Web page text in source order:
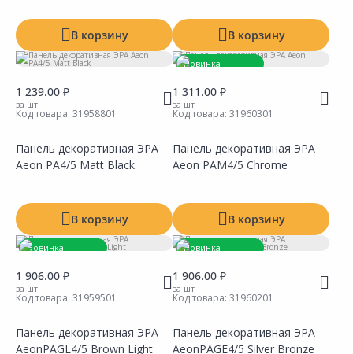
В корзину В корзину
1 239.00 ₽
за шт
Код товара: 31958801
Панель декоративная ЭРА
Aeon PA4/5 Matt Black
В корзину
Новинка
1 311.00 ₽
за шт
Код товара: 31960301
Панель декоративная ЭРА
Aeon PAM4/5 Chrome
В корзину
Новинка
1 906.00 ₽
за шт
Код товара: 31959501
Панель декоративная ЭРА
AeonPAGL4/5 Brown Light
Новинка
1 906.00 ₽
за шт
Код товара: 31960201
Панель декоративная ЭРА
AeonPAGE4/5 Silver Bronze